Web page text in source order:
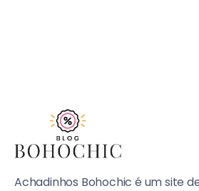
Achadinhos Bohochic é um site